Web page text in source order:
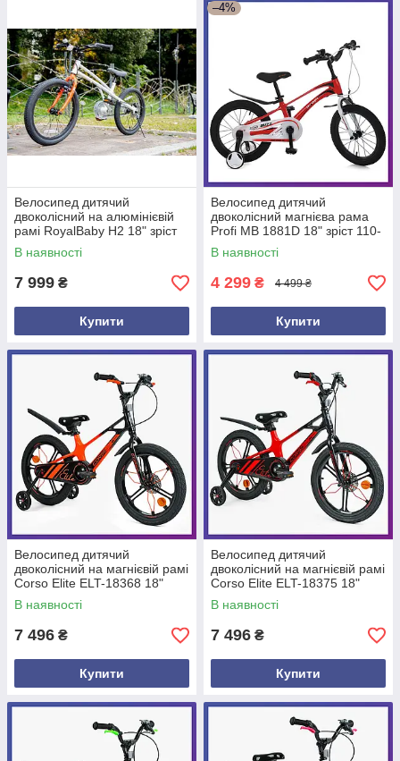
Велосипед дитячий
двоколісний на алюмінієвій
рамі RoyalBaby H2 18" зріст
110-130 см вік 5-8 років білий
В наявності
7 999 ₴
Купити
–4%
Велосипед дитячий
двоколісний магнієва рама
Profi MB 1881D 18" зріст 110-
130 см вік 5 до 8 років
Червоний
В наявності
4 299 ₴ 4 499 ₴
Купити
Велосипед дитячий
двоколісний на магнієвій рамі
Corso Elite ELT-18368 18"
зріст 110-130 см 5-8 років
Жовтогарячий
В наявності
7 496 ₴
Купити
Велосипед дитячий
двоколісний на магнієвій рамі
Corso Elite ELT-18375 18"
зріст 110-130 см 5-8 років
Червоний
В наявності
7 496 ₴
Купити